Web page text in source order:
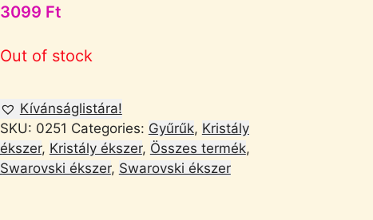
3099 Ft
Out of stock
Kívánságlistára!
SKU: 0251 Categories: Gyűrűk, Kristály
ékszer, Kristály ékszer, Összes termék,
Swarovski ékszer, Swarovski ékszer